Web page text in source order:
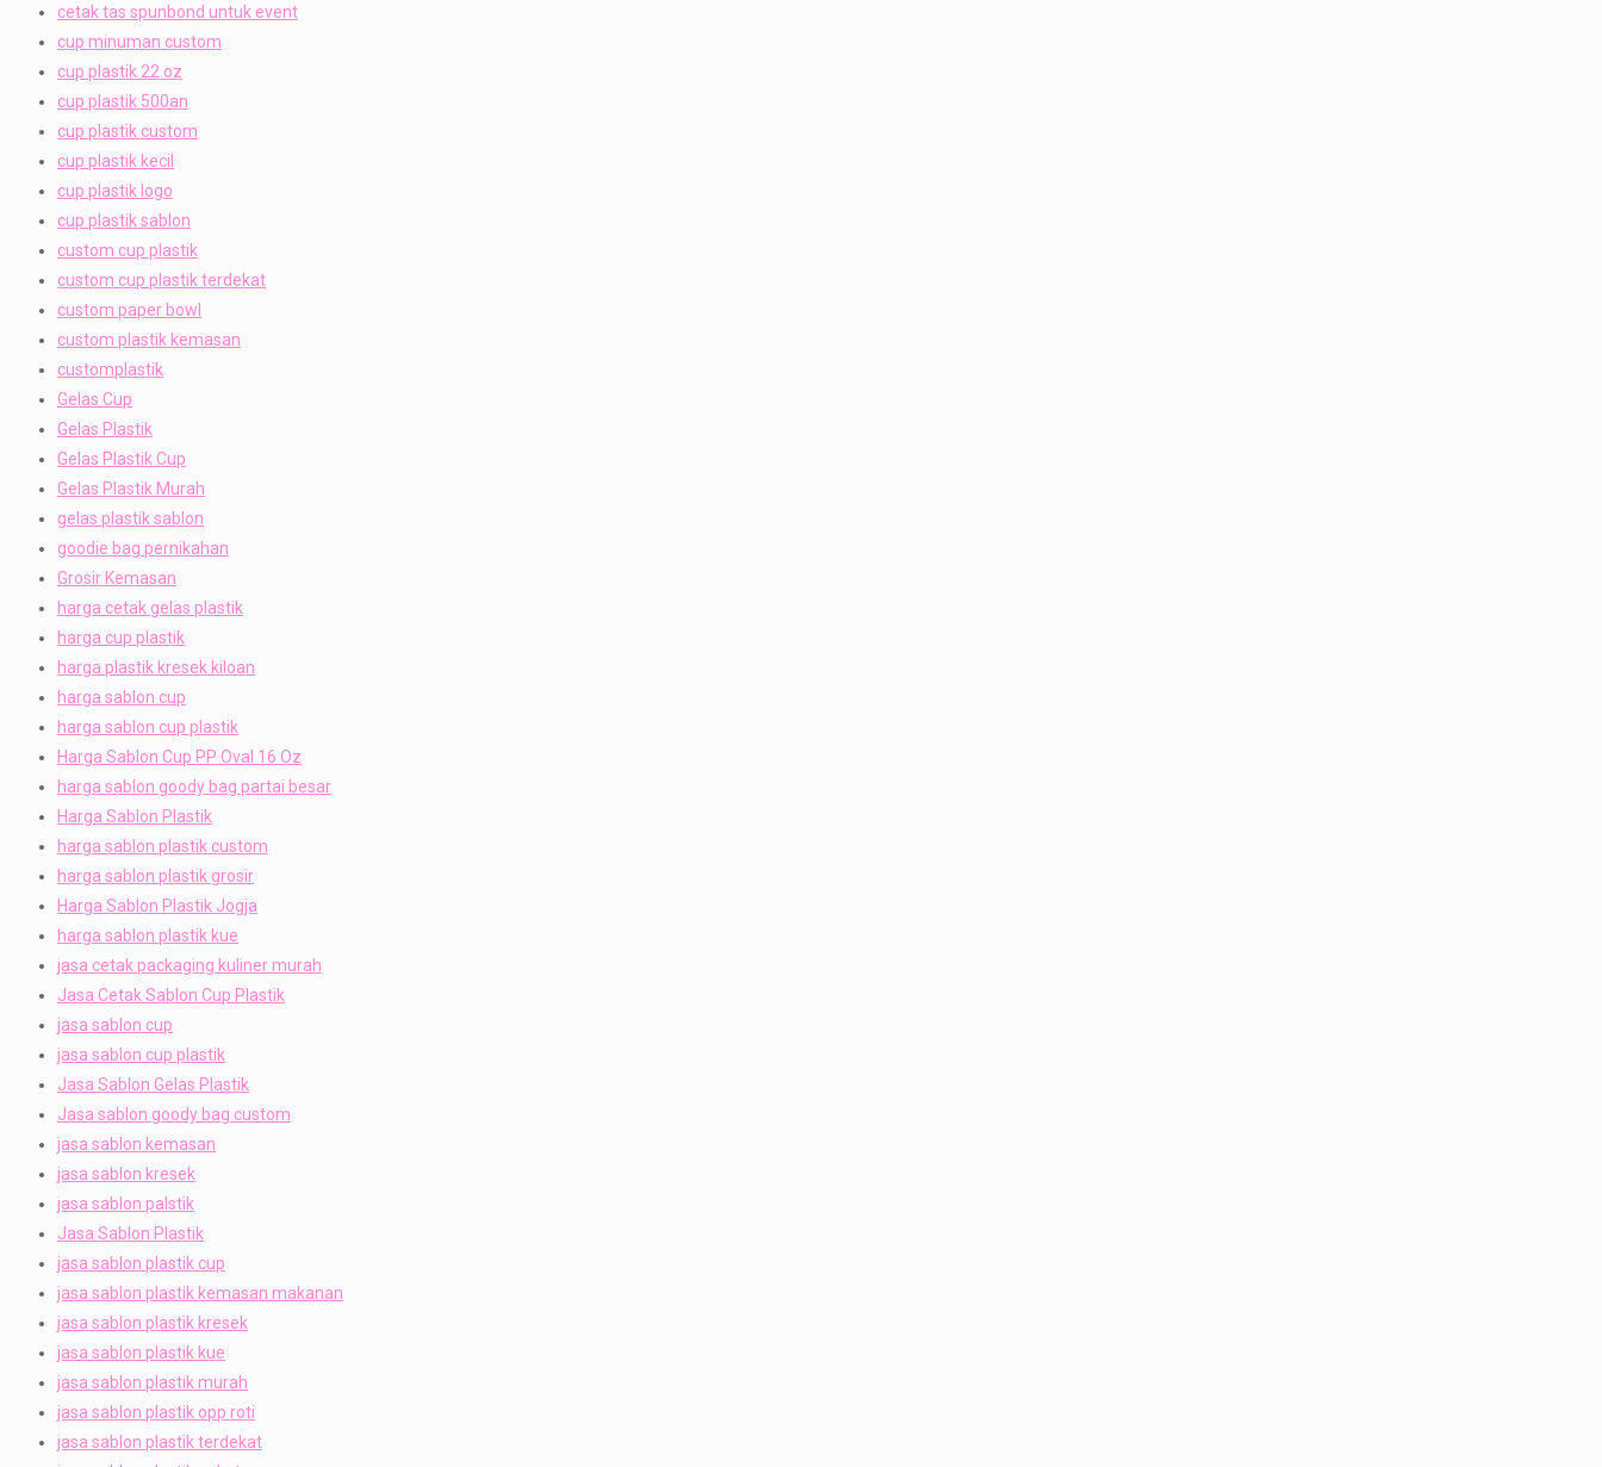
cetak tas spunbond untuk event
cup minuman custom
cup plastik 22 oz
cup plastik 500an
cup plastik custom
cup plastik kecil
cup plastik logo
cup plastik sablon
custom cup plastik
custom cup plastik terdekat
custom paper bowl
custom plastik kemasan
customplastik
Gelas Cup
Gelas Plastik
Gelas Plastik Cup
Gelas Plastik Murah
gelas plastik sablon
goodie bag pernikahan
Grosir Kemasan
harga cetak gelas plastik
harga cup plastik
harga plastik kresek kiloan
harga sablon cup
harga sablon cup plastik
Harga Sablon Cup PP Oval 16 Oz
harga sablon goody bag partai besar
Harga Sablon Plastik
harga sablon plastik custom
harga sablon plastik grosir
Harga Sablon Plastik Jogja
harga sablon plastik kue
jasa cetak packaging kuliner murah
Jasa Cetak Sablon Cup Plastik
jasa sablon cup
jasa sablon cup plastik
Jasa Sablon Gelas Plastik
Jasa sablon goody bag custom
jasa sablon kemasan
jasa sablon kresek
jasa sablon palstik
Jasa Sablon Plastik
jasa sablon plastik cup
jasa sablon plastik kemasan makanan
jasa sablon plastik kresek
jasa sablon plastik kue
jasa sablon plastik murah
jasa sablon plastik opp roti
jasa sablon plastik terdekat